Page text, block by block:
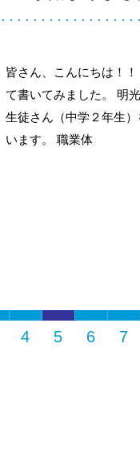
皆さん、こんにちは！
て書いてみました。 明
生徒さん（中学２年生
います。 職業体
4 5 6 7